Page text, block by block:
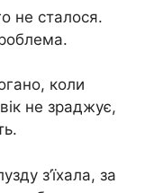
не сталося.
коли
не зраджує,
з’їхала, за